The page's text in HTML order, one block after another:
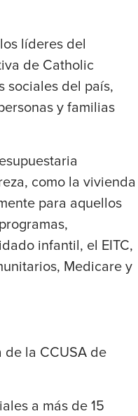
líderes del
de Catholic
sociales del país,
y familias
como la vivienda
para aquellos
infantil, el EITC,
Medicare y
la CCUSA de
a más de 15